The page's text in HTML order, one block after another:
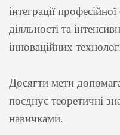
інтеграції
діяльності та
інноваційних
Досягти мети
поєднує теоретичні
навичками.